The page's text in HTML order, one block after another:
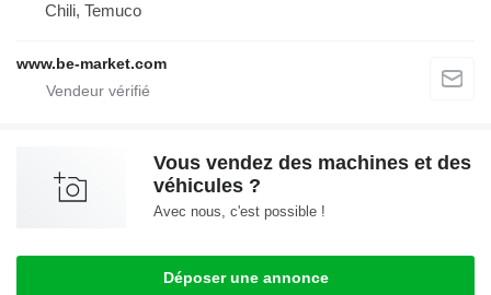
Chili, Temuco
www.be-market.com
Vous vendez des machines et des
véhicules ?
Avec nous, c'est possible !
Déposer une annonce